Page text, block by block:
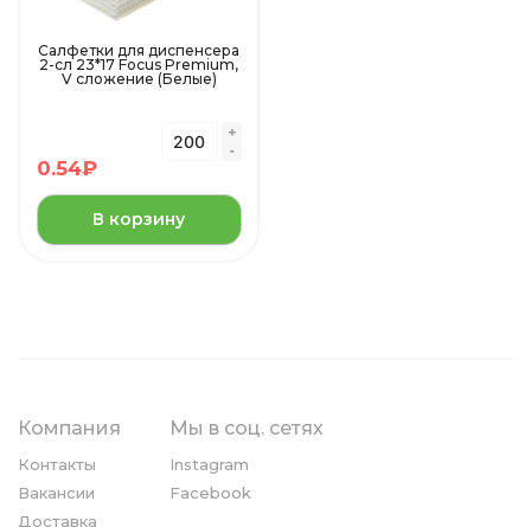
Салфетки для диспенсера
2-сл 23*17 Focus Premium,
V сложение (Белые)
0.54₽
В корзину
Компания
Контакты
Вакансии
Доставка
Мы в соц. сетях
Instagram
Facebook